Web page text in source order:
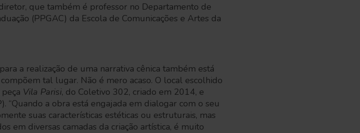
que também é professor no Departamento de
(PPGAC) da Escola de Comunicações e Artes da
a realização de uma narrativa cênica também está
tal lugar. Não é mero acaso. O local escolhido
Vila Parisi, do Coletivo 302, criado em 2014, e
“Quando a obra está engajada em dialogar com o seu
suas características estéticas ou estruturais, mas
em diversas camadas da criação artística, é muito